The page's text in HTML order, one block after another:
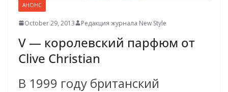
АНОНС
October 29, 2013 Редакция журнала New Style
V — королевский парфюм от
Clive Christian
В 1999 году британский